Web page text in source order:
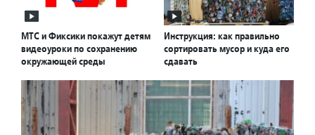
МТС и Фиксики покажут детям
видеоуроки по сохранению
окружающей среды
Инструкция: как правильно
сортировать мусор и куда его
сдавать